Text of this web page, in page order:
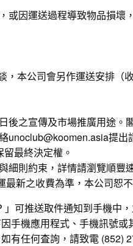
或因運送過程導致物品損壞
，本公司會另作運送安排（
後之宣傳及市場推廣用途。
unoclub@koomen.asia提出
最終決定權。
細則約束，詳情請瀏覽順豐
新之收費為準，本公司恕
可推送取件通知到手機中，
手機應用程式、手機訊號或
有任何査詢，請致電 (852)